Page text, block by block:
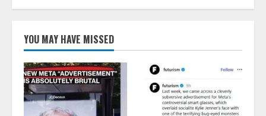
YOU MAY HAVE MISSED